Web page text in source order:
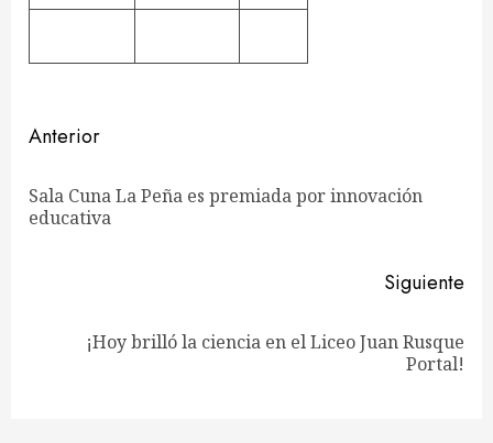
Navegación
de
entradas
Anterior
Sala Cuna La Peña es premiada por innovación
educativa
Siguiente
Siguiente¡Hoy brilló la ciencia en el Liceo Juan Rusque
Portal!